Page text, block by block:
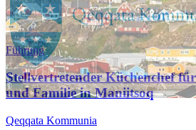
Führung
Stellvertretender Küchenchef
und Familie in Maniitsoq
Qeqqata Kommunia